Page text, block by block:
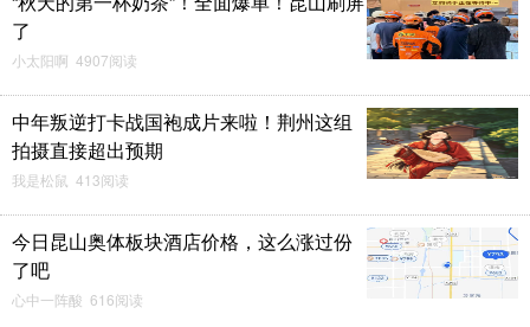
了
小太阳啊 4907阅读
中年叛逆打卡战国袍成片来啦！荆州这组
拍摄直接超出预期
我是松鼠 413阅读
今日昆山奥体板块酒店价格，这么涨过份
了吧
心中一阵酸 616阅读